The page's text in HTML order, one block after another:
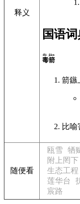
释义
国语
毒箭
dú jiàn
箭鏃
比喻
随便看
瓯雪 牺
附上罔下
生态工程
莲华台
宸路